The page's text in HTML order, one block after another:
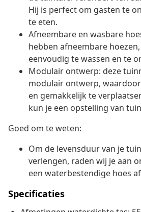
Hij is perfect om gasten te
te eten.
Afneembare en wasbare
hebben afneembare
eenvoudig te wassen en te
Modulair ontwerp: deze
modulair ontwerp,
en gemakkelijk te
kun je een opstelling van
Goed om te weten:
Om de levensduur van je
verlengen, raden wij je aan
een waterbestendige hoes
Specificaties